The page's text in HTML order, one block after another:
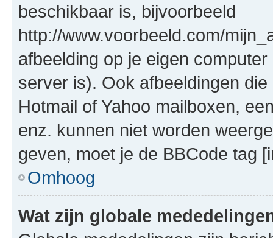
beschikbaar is, bijvoorbeeld
http://www.voorbeeld.com/
afbeelding op je eigen
server is). Ook afbeeldingen
Hotmail of Yahoo mailboxen,
enz. kunnen niet worden
geven, moet je de BBCode tag
Omhoog
Wat zijn globale